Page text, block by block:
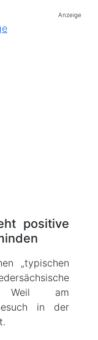
Anzeige
positive
„typischen
Weil am
in der